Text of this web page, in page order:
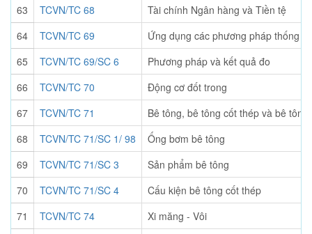
63
TCVN/TC 68
Tài chính Ngân hàng và Tiền tệ
64
TCVN/TC 69
Ứng dụng các phương pháp thống kê
65
TCVN/TC 69/SC 6
Phương pháp và kết quả đo
66
TCVN/TC 70
Động cơ đốt trong
67
TCVN/TC 71
Bê tông, bê tông cốt thép và bê
68
TCVN/TC 71/SC 1/ 98
Ống bơm bê tông
69
TCVN/TC 71/SC 3
Sản phẩm bê tông
70
TCVN/TC 71/SC 4
Cấu kiện bê tông cốt thép
71
TCVN/TC 74
Xi măng - Vôi